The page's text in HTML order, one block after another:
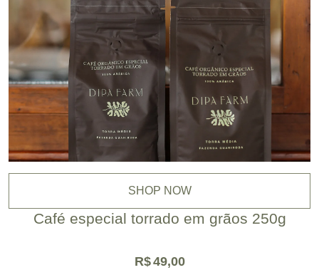
SHOP NOW
Café especial torrado em grãos 250g
R$49,00